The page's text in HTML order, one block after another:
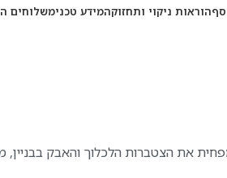
הוראות ניקוי ותחזוקהמידע טכנימשלוחים
את הצטברות הלכלוך והאבק בבניין,